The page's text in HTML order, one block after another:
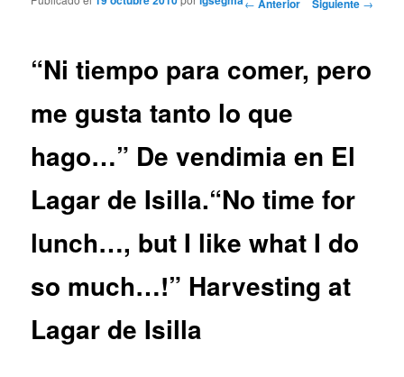
← Anterior Siguiente →
“Ni tiempo para comer, pero
me gusta tanto lo que
hago…” De vendimia en El
Lagar de Isilla.“No time for
lunch…, but I like what I do
so much…!” Harvesting at
Lagar de Isilla